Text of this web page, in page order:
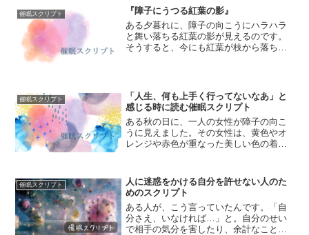
はまるで「こんなに大勢の人がこの建物
の中でお茶やお団子を食べ...
催眠スクリプト
『障子にうつる紅葉の影』
ある夕暮れに、障子の向こうにハラハラ
と舞い落ちる紅葉の影が見えるのです。
そうすると、今にも紅葉が枝から落ちる
ないけれど、障子の向こう...
催眠スクリプト
「人生、何も上手く行ってないなあ」と
感じる時に読む催眠スクリプト
ある秋の日に、一人の女性が障子の向こ
うに見えました。その女性は、黄色やオ
レンジや赤色が重なった美しい色の着物
お茶を湯呑の注いでいる音が聞こえてく
る。あたりはあたたかいよ...
催眠スクリプト
人に迷惑をかける自分を許せない人のた
めのスクリプト
ある人が、こう言っていたんです。「自
分さえ、いなければ…」と。自分のせい
で相手の気分を害したり、余計なことを